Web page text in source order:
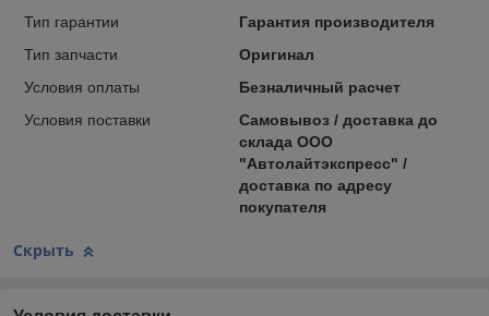
Тип гарантии
Гарантия производителя
Тип запчасти
Оригинал
Условия оплаты
Безналичный расчет
Условия поставки
Самовывоз / доставка до
склада ООО
"Автолайтэкспресс" /
доставка по адресу
покупателя
Скрыть